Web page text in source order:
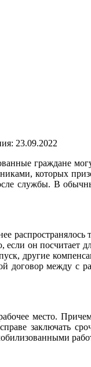
23.09.2022
граждане
которых
службы. В
если он
другие
договор между с
место.
заключать